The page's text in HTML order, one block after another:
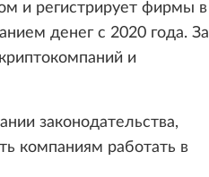
и регистрирует фирмы в
денег с 2020 года. За
и
законодательства,
компаниям работать в